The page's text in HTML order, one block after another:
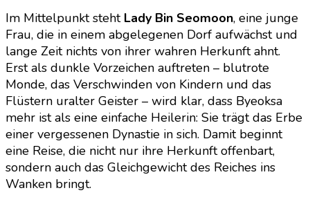
Im Mittelpunkt steht Lady Bin Seomoon, eine junge
Frau, die in einem abgelegenen Dorf aufwächst und
lange Zeit nichts von ihrer wahren Herkunft ahnt.
Erst als dunkle Vorzeichen auftreten – blutrote
Monde, das Verschwinden von Kindern und das
Flüstern uralter Geister – wird klar, dass Byeoksa
mehr ist als eine einfache Heilerin: Sie trägt das Erbe
einer vergessenen Dynastie in sich. Damit beginnt
eine Reise, die nicht nur ihre Herkunft offenbart,
sondern auch das Gleichgewicht des Reiches ins
Wanken bringt.